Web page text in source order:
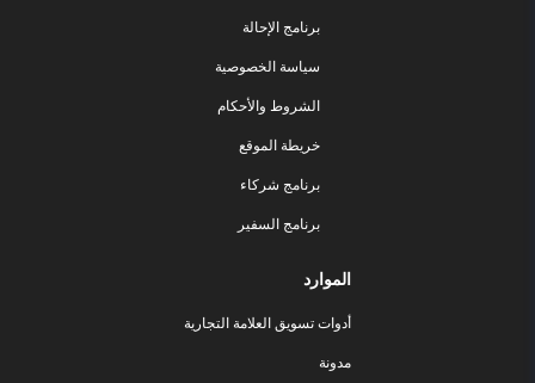
برنامج الإحالة
سياسة الخصوصية
الشروط والأحكام
خريطة الموقع
برنامج شركاء
برنامج السفير
الموارد
أدوات تسويق العلامة التجارية
مدونة